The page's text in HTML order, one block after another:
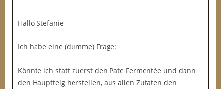
Hallo Stefanie
Ich habe eine (dumme) Frage:
Könnte ich statt zuerst den Pate Fermentée und dann
den Hauptteig herstellen, aus allen Zutaten den